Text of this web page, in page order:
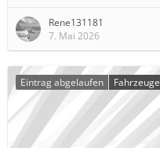
Rene131181
7. Mai 2026
Eintrag abgelaufen Fahrzeuge